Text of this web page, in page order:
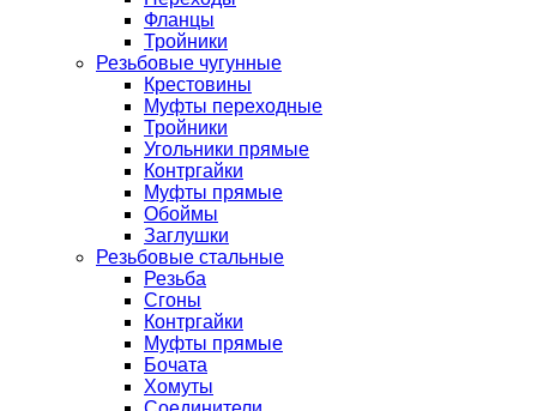
Фланцы
Тройники
Резьбовые чугунные
Крестовины
Муфты переходные
Тройники
Угольники прямые
Контргайки
Муфты прямые
Обоймы
Заглушки
Резьбовые стальные
Резьба
Сгоны
Контргайки
Муфты прямые
Бочата
Хомуты